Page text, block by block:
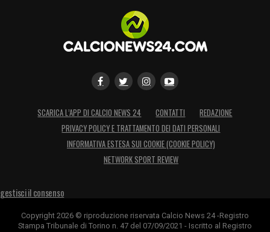
SCARICA L’APP DI CALCIO NEWS 24 CONTATTI
REDAZIONE
PRIVACY POLICY E TRATTAMENTO DEI DATI PERSONALI
INFORMATIVA ESTESA SUI COOKIE (COOKIE POLICY)
NETWORK SPORT REVIEW
gestisci il consenso
Copyright 2026 © riproduzione riservata Calcio News 24 -Registro
Stampa Tribunale di Torino n. 47 del 07/09/2021 - Iscritto al Registro